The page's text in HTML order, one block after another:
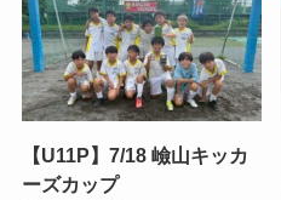
【U11P】7/18 嶮山キッカ
ーズカップ